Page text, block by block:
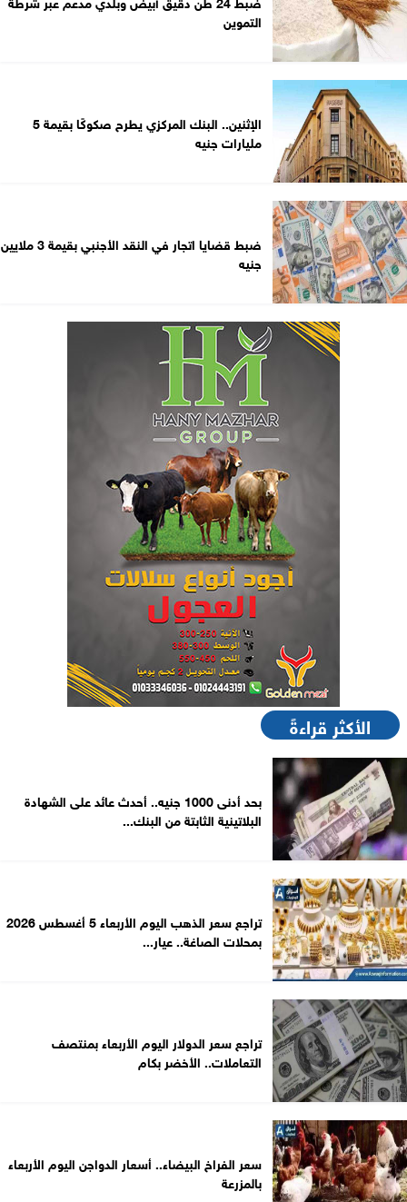
التموين
الإثنين.. البنك المركزي يطرح صكوكًا بقيمة 5
مليارات جنيه
ضبط قضايا اتجار في النقد الأجنبي بقيمة 3 ملايين
جنيه
الأكثر قراءةً
بحد أدنى 1000 جنيه.. أحدث عائد على الشهادة
البلاتينية الثابتة من البنك...
تراجع سعر الذهب اليوم الأربعاء 5 أغسطس 2026
بمحلات الصاغة.. عيار...
تراجع سعر الدولار اليوم الأربعاء بمنتصف
التعاملات.. الأخضر بكام
سعر الفراخ البيضاء.. أسعار الدواجن اليوم الأربعاء
بالمزرعة